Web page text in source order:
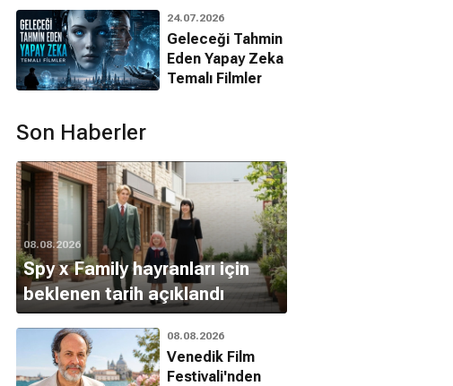
Filmleri
24.07.2026
Geleceği Tahmin
Eden Yapay Zeka
Temalı Filmler
Son Haberler
08.08.2026
Spy x Family hayranları için
beklenen tarih açıklandı
08.08.2026
Venedik Film
Festivali'nden